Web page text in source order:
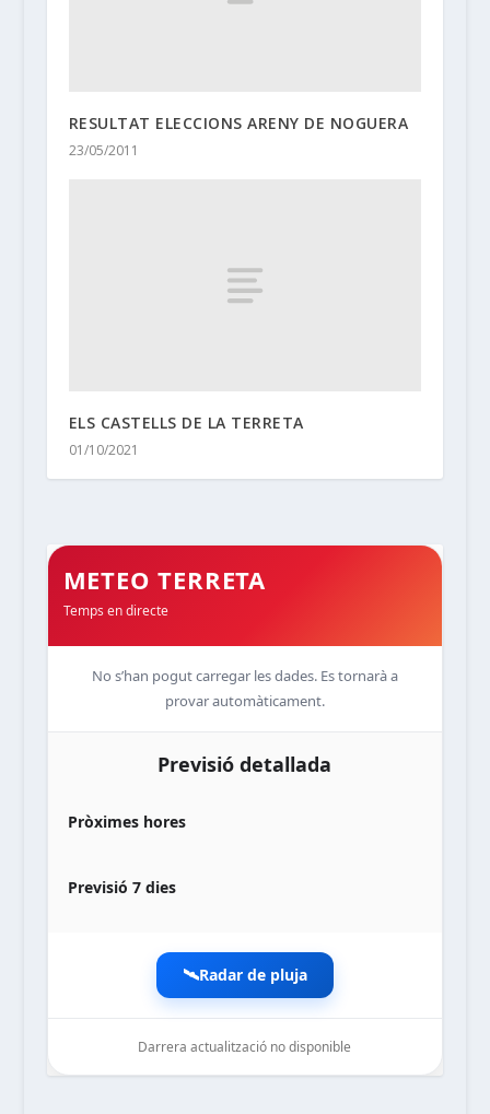
RESULTAT ELECCIONS ARENY DE NOGUERA
23/05/2011
ELS CASTELLS DE LA TERRETA
01/10/2021
METEO TERRETA
Temps en directe
No s’han pogut carregar les dades. Es tornarà a
provar automàticament.
Previsió detallada
Pròximes hores
Previsió 7 dies
🛰️Radar de pluja
Darrera actualització no disponible